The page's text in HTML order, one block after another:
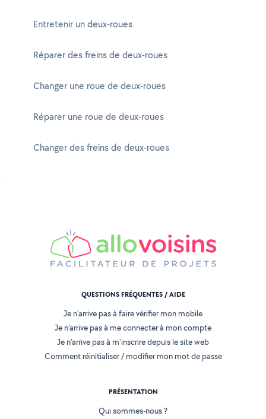
Entretenir un deux-roues
Réparer des freins de deux-roues
Changer une roue de deux-roues
Réparer une roue de deux-roues
Changer des freins de deux-roues
QUESTIONS FRÉQUENTES / AIDE
Je n'arrive pas à faire vérifier mon mobile
Je n'arrive pas à me connecter à mon compte
Je n'arrive pas à m'inscrire depuis le site web
Comment réinitialiser / modifier mon mot de passe
PRÉSENTATION
Qui sommes-nous ?